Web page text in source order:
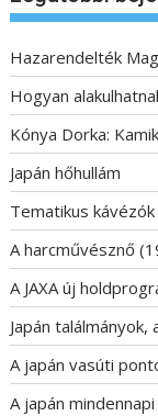
Hazarendelték
Hogyan
Kónya Dorka:
Japán hőhullám
Tematikus kávézók
A harcművésznő
A JAXA új
Japán
A japán vasúti
A japán